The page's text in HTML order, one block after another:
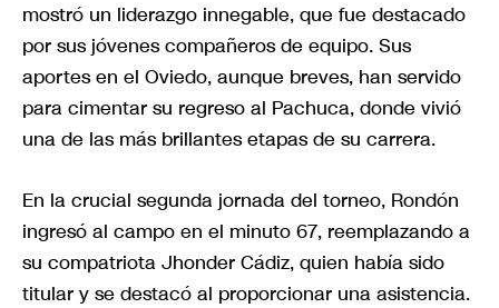
mostró un liderazgo innegable, que fue destacado
por sus jóvenes compañeros de equipo. Sus
aportes en el Oviedo, aunque breves, han servido
para cimentar su regreso al Pachuca, donde vivió
una de las más brillantes etapas de su carrera.
En la crucial segunda jornada del torneo, Rondón
ingresó al campo en el minuto 67, reemplazando a
su compatriota Jhonder Cádiz, quien había sido
titular y se destacó al proporcionar una asistencia.